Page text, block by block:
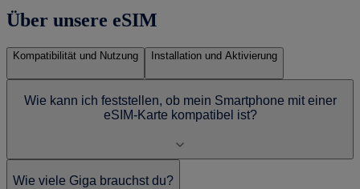
Über unsere eSIM
Kompatibilität und Nutzung Installation und Aktivierung
Wie kann ich feststellen, ob mein Smartphone mit einer
eSIM-Karte kompatibel ist?
Wie viele Giga brauchst du?